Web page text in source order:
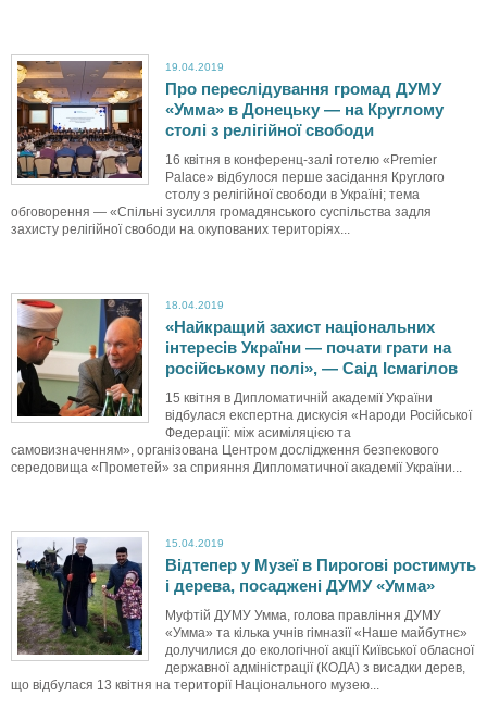
19.04.2019
Про переслідування громад ДУМУ
«Умма» в Донецьку — на Круглому
столі з релігійної свободи
16 квітня в конференц-залі готелю «Premier
Palace» відбулося перше засідання Круглого
столу з релігійної свободи в Україні; тема
обговорення — «Спільні зусилля громадянського суспільства задля
захисту релігійної свободи на окупованих територіях...
18.04.2019
«Найкращий захист національних
інтересів України — почати грати на
російському полі», — Саід Ісмагілов
15 квітня в Дипломатичній академії України
відбулася експертна дискусія «Народи Російської
Федерації: між асиміляцією та
самовизначенням», організована Центром дослідження безпекового
середовища «Прометей» за сприяння Дипломатичної академії України...
15.04.2019
Відтепер у Музеї в Пирогові ростимуть
і дерева, посаджені ДУМУ «Умма»
Муфтій ДУМУ Умма, голова правління ДУМУ
«Умма» та кілька учнів гімназії «Наше майбутнє»
долучилися до екологічної акції Київської обласної
державної адміністрації (КОДА) з висадки дерев,
що відбулася 13 квітня на території Національного музею...